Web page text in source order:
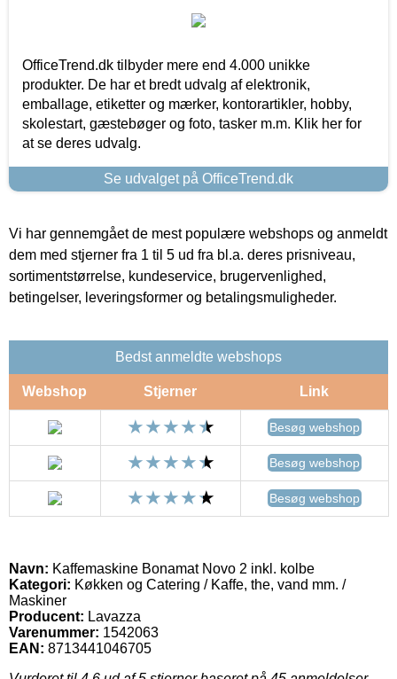
OfficeTrend.dk tilbyder mere end 4.000 unikke
produkter. De har et bredt udvalg af elektronik,
emballage, etiketter og mærker, kontorartikler, hobby,
skolestart, gæstebøger og foto, tasker m.m. Klik her for
at se deres udvalg.
Se udvalget på OfficeTrend.dk
Vi har gennemgået de mest populære webshops og anmeldt
dem med stjerner fra 1 til 5 ud fra bl.a. deres prisniveau,
sortimentstørrelse, kundeservice, brugervenlighed,
betingelser, leveringsformer og betalingsmuligheder.
Bedst anmeldte webshops
Webshop Stjerner Link
Besøg webshop
Besøg webshop
Besøg webshop
Navn: Kaffemaskine Bonamat Novo 2 inkl. kolbe
Kategori: Køkken og Catering / Kaffe, the, vand mm. /
Maskiner
Producent: Lavazza
Varenummer: 1542063
EAN: 8713441046705